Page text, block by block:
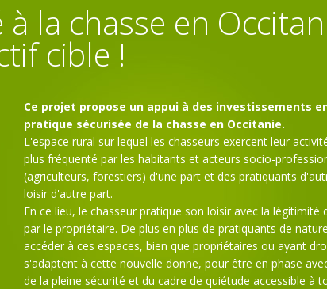
à la chasse en
cible !
Ce projet propose un appui à des investissements
pratique sécurisée de la chasse en Occitanie.
L'espace rural sur lequel les chasseurs exercent leur
plus fréquenté par les habitants et acteurs socio-
(agriculteurs, forestiers) d'une part et des pratiquants
loisir d'autre part.
En ce lieu, le chasseur pratique son loisir avec la légitimité
par le propriétaire. De plus en plus de pratiquants de
accéder à ces espaces, bien que propriétaires ou ayant
s'adaptent à cette nouvelle donne, pour être en phase
de la pleine sécurité et du cadre de quiétude accessible à